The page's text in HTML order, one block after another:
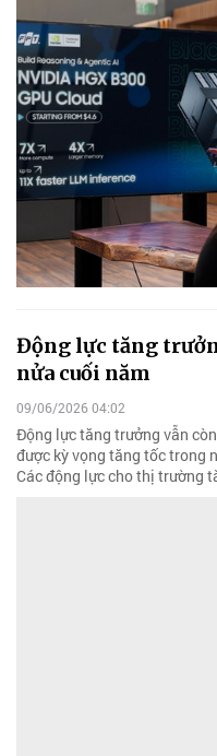
Động lực tăng
nửa cuối năm
09/06/2026 04:02
Động lực tăng trưởng vẫn
được kỳ vọng tăng tốc trong
Các động lực cho thị trường